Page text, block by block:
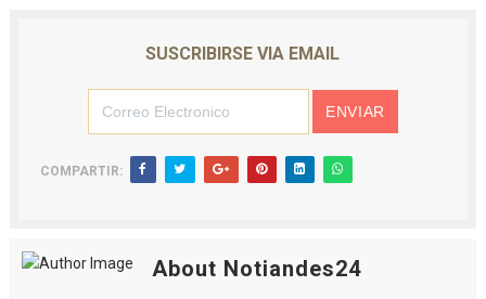
SUSCRIBIRSE VIA EMAIL
COMPARTIR:
About Notiandes24